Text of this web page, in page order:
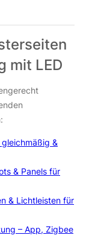
mit LED
&
& Panels für
& Lichtleisten für
– App, Zigbee